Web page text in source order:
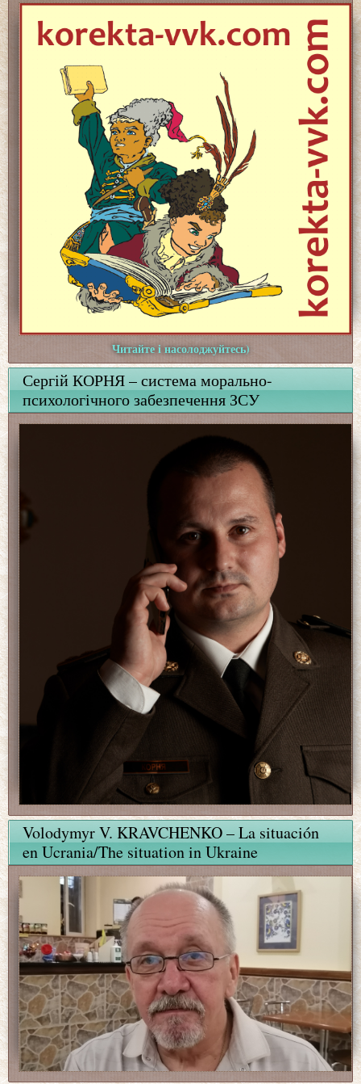
Читайте і насолоджуйтесь)
Сергій КОРНЯ – система морально-
психологічного забезпечення ЗСУ
Volodymyr V. KRAVCHENKO – La situación
en Ucrania/The situation in Ukraine